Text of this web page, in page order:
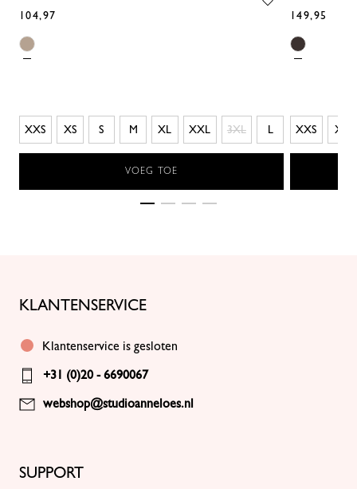
104,97
XXS XS S M XL XXL 3XL L
VOEG TOE
149,95
XXS XS
SUPPORT
KLANTENSERVICE
Klantenservice is gesloten
+31 (0)20 - 6690067
webshop@studioanneloes.nl